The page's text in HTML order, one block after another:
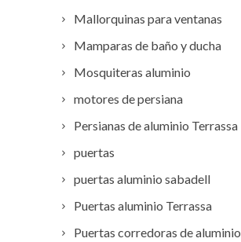
Mallorquinas para ventanas
Mamparas de baño y ducha
Mosquiteras aluminio
motores de persiana
Persianas de aluminio Terrassa
puertas
puertas aluminio sabadell
Puertas aluminio Terrassa
Puertas corredoras de aluminio